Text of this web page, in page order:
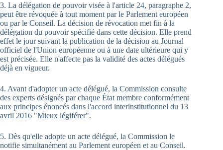
3. La délégation de pouvoir visée à l'article 24, paragraphe 2,
peut être révoquée à tout moment par le Parlement européen
ou par le Conseil. La décision de révocation met fin à la
délégation du pouvoir spécifié dans cette décision. Elle prend
effet le jour suivant la publication de la décision au Journal
officiel de l'Union européenne ou à une date ultérieure qui y
est précisée. Elle n'affecte pas la validité des actes délégués
déjà en vigueur.
4. Avant d'adopter un acte délégué, la Commission consulte
des experts désignés par chaque État membre conformément
aux principes énoncés dans l'accord interinstitutionnel du 13
avril 2016 "Mieux légiférer".
5. Dès qu'elle adopte un acte délégué, la Commission le
notifie simultanément au Parlement européen et au Conseil.